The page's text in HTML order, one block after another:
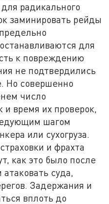
радикального
заминировать рейды
для
к повреждению
не подтвердились
Но совершенно
число
время их проверок,
шагом
или сухогруза.
и фрахта
как это было после
суда,
Задержания и
вплоть до